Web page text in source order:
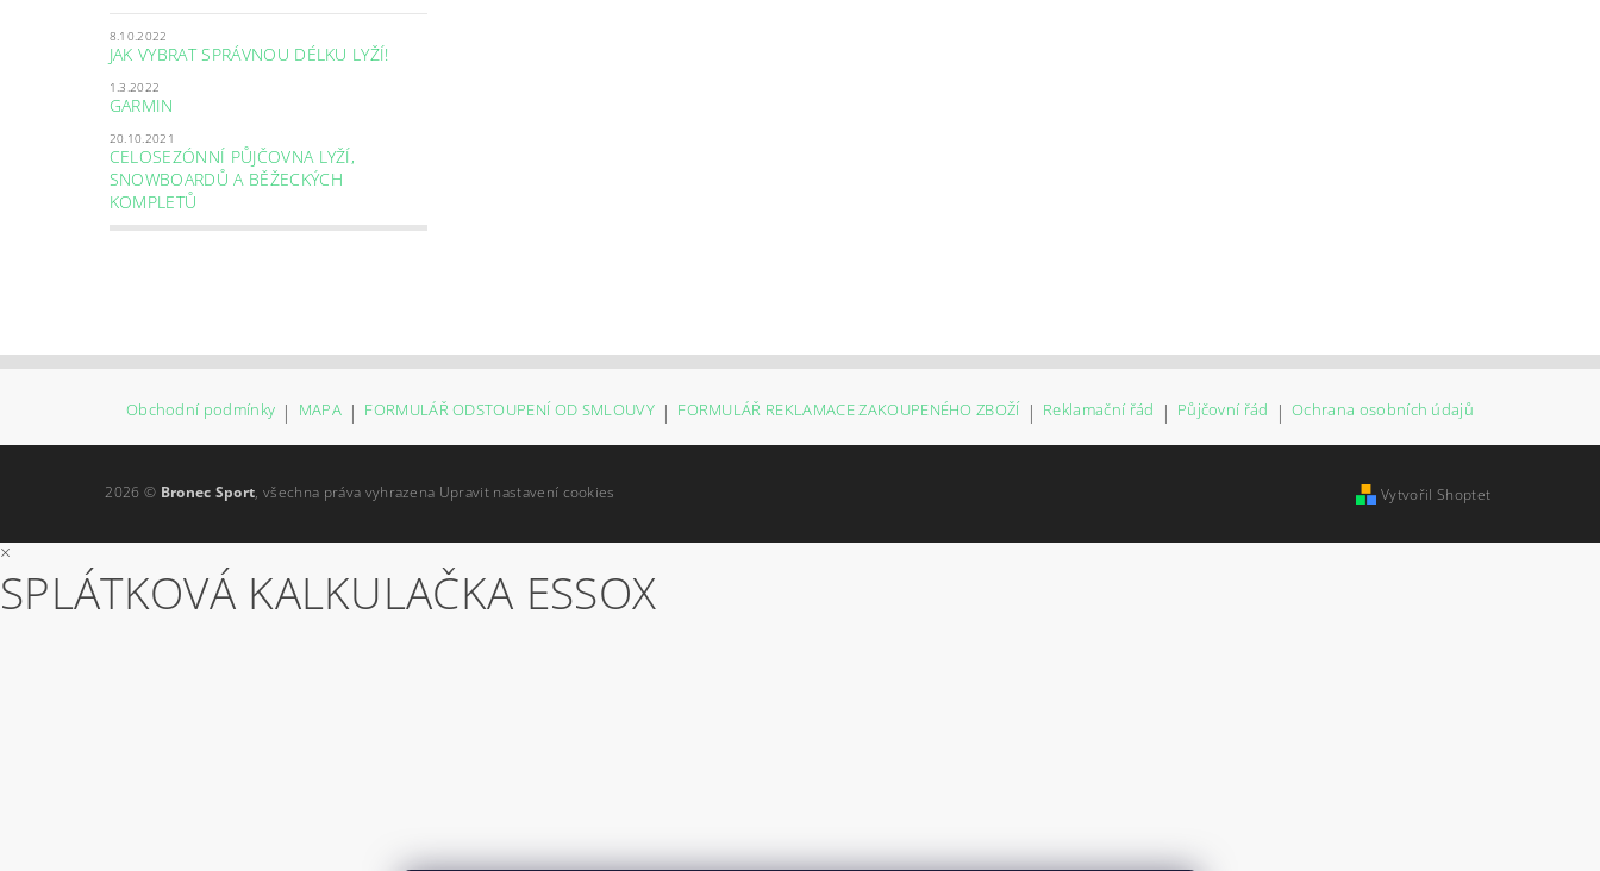
8.10.2022
JAK VYBRAT SPRÁVNOU DÉLKU LYŽÍ!
1.3.2022
GARMIN
20.10.2021
CELOSEZÓNNÍ PŮJČOVNA LYŽÍ,
SNOWBOARDŮ A BĚŽECKÝCH
KOMPLETŮ
Obchodní podmínky | MAPA | FORMULÁŘ ODSTOUPENÍ OD SMLOUVY | FORMULÁŘ REKLAMACE ZAKOUPENÉHO ZBOŽÍ | Reklamační řád | Půjčovní řád | Ochrana osobních údajů
2026 © Bronec Sport, všechna práva vyhrazena Upravit nastavení cookies Vytvořil Shoptet
×
SPLÁTKOVÁ KALKULAČKA ESSOX